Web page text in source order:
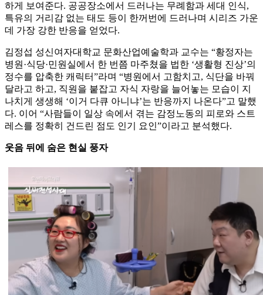
하게 보여준다. 공공장소에서 드러나는 무례함과 세대 인식,
특유의 거리감 없는 태도 등이 한꺼번에 드러나며 시리즈 가운
데 가장 강한 반응을 얻었다.
김정섭 성신여자대학교 문화산업예술학과 교수는 “황정자는
병원·식당·민원실에서 한 번쯤 마주쳤을 법한 ‘생활형 진상’의
정수를 압축한 캐릭터”라며 “병원에서 고함치고, 식단을 바꿔
달라고 하고, 직원을 붙잡고 자식 자랑을 늘어놓는 모습이 지
나치게 생생해 ‘이거 다큐 아니냐’는 반응까지 나온다”고 말했
다. 이어 “사람들이 일상 속에서 겪는 감정노동의 피로와 스트
레스를 정확히 건드린 점도 인기 요인”이라고 분석했다.
웃음 뒤에 숨은 현실 풍자